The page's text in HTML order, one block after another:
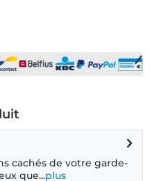
cachés de votre garde-
que...plus